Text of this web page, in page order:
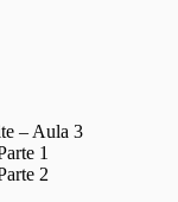
– Aula 3
1
2